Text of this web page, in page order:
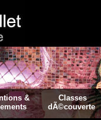
&
Classes
dÃ©couverte